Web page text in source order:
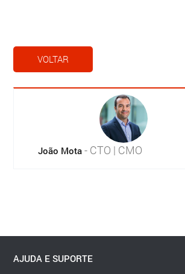
VOLTAR
João Mota- CTO | CMO
AJUDA E SUPORTE